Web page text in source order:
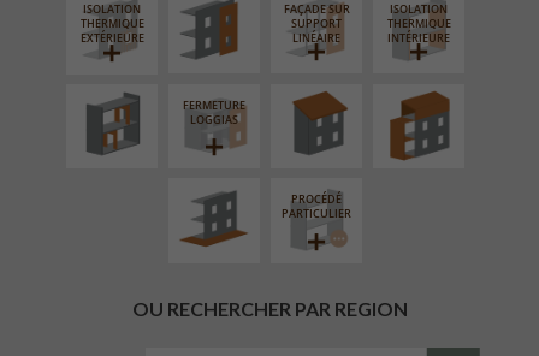
ISOLATION
THERMIQUE
EXTÉRIEURE
FAÇADE SUR
SUPPORT
LINÉAIRE
ISOLATION
THERMIQUE
INTÉRIEURE
RÉAMÉNAGEMENT
INTÉRIEUR
FERMETURE
LOGGIAS
RÉFECTION DES
TOITURES
SURÉLÉVATION
EXTENSION
AMÉNAGEMENT
EXTÉRIEUR
PROCÉDÉ
PARTICULIER
OU RECHERCHER PAR REGION